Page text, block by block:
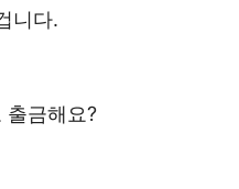
니다.
출금해요?